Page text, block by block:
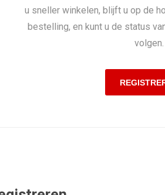
u sneller winkelen, blijft u op de
bestelling, en kunt u de status
volgen.